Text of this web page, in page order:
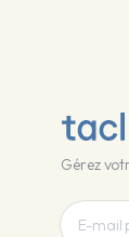
Gérez